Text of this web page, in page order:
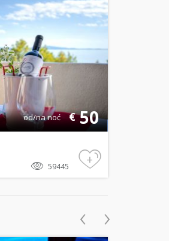
€50
od/na noć
59445 +
‹ ›